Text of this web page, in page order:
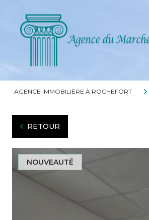
AGENCE IMMOBILIÈRE À ROCHEFORT
RETOUR
NOUVEAUTÉ